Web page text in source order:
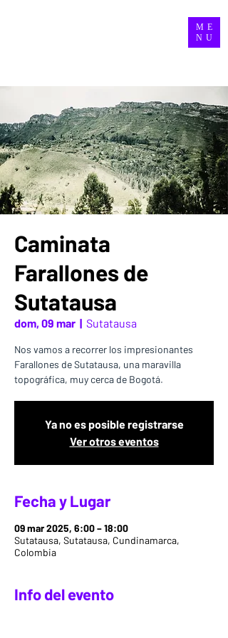
ME
NU
Caminata
Farallones de
Sutatausa
dom, 09 mar
  |
Sutatausa
Nos vamos a recorrer los impresionantes
Farallones de Sutatausa, una maravilla
topográfica, muy cerca de Bogotá.
Ya no es posible registrarse
Ver otros eventos
Fecha y Lugar
09 mar 2025, 6:00 – 18:00
Sutatausa, Sutatausa, Cundinamarca,
Colombia
Info del evento